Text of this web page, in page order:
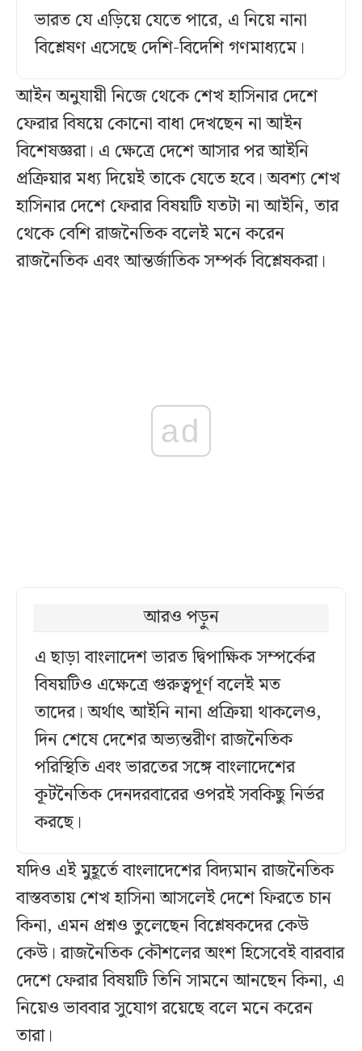
ভারত যে এড়িয়ে যেতে পারে, এ নিয়ে নানা
বিশ্লেষণ এসেছে দেশি-বিদেশি গণমাধ্যমে।
আইন অনুযায়ী নিজে থেকে শেখ হাসিনার দেশে
ফেরার বিষয়ে কোনো বাধা দেখছেন না আইন
বিশেষজ্ঞরা। এ ক্ষেত্রে দেশে আসার পর আইনি
প্রক্রিয়ার মধ্য দিয়েই তাকে যেতে হবে। অবশ্য শেখ
হাসিনার দেশে ফেরার বিষয়টি যতটা না আইনি, তার
থেকে বেশি রাজনৈতিক বলেই মনে করেন
রাজনৈতিক এবং আন্তর্জাতিক সম্পর্ক বিশ্লেষকরা।
ad
আরও পড়ুন
এ ছাড়া বাংলাদেশ ভারত দ্বিপাক্ষিক সম্পর্কের
বিষয়টিও এক্ষেত্রে গুরুত্বপূর্ণ বলেই মত
তাদের। অর্থাৎ আইনি নানা প্রক্রিয়া থাকলেও,
দিন শেষে দেশের অভ্যন্তরীণ রাজনৈতিক
পরিস্থিতি এবং ভারতের সঙ্গে বাংলাদেশের
কূটনৈতিক দেনদরবারের ওপরই সবকিছু নির্ভর
করছে।
যদিও এই মুহূর্তে বাংলাদেশের বিদ্যমান রাজনৈতিক
বাস্তবতায় শেখ হাসিনা আসলেই দেশে ফিরতে চান
কিনা, এমন প্রশ্নও তুলেছেন বিশ্লেষকদের কেউ
কেউ। রাজনৈতিক কৌশলের অংশ হিসেবেই বারবার
দেশে ফেরার বিষয়টি তিনি সামনে আনছেন কিনা, এ
নিয়েও ভাববার সুযোগ রয়েছে বলে মনে করেন
তারা।